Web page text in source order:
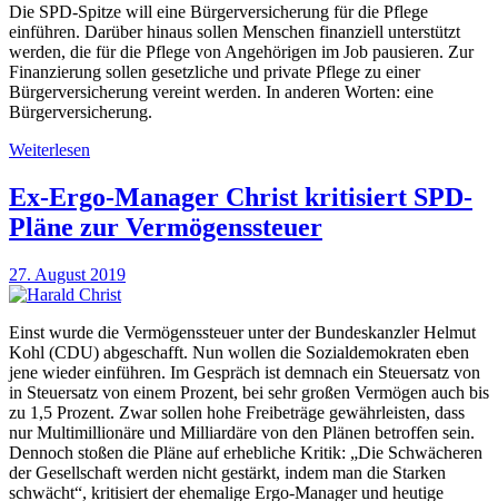
Die SPD-Spitze will eine Bürgerversicherung für die Pflege
einführen. Darüber hinaus sollen Menschen finanziell unterstützt
werden, die für die Pflege von Angehörigen im Job pausieren. Zur
Finanzierung sollen gesetzliche und private Pflege zu einer
Bürgerversicherung vereint werden. In anderen Worten: eine
Bürgerversicherung.
Weiterlesen
Ex-Ergo-Manager Christ kritisiert SPD-
Pläne zur Vermögenssteuer
27. August 2019
Einst wurde die Vermögenssteuer unter der Bundeskanzler Helmut
Kohl (CDU) abgeschafft. Nun wollen die Sozialdemokraten eben
jene wieder einführen. Im Gespräch ist demnach ein Steuersatz von
in Steuersatz von einem Prozent, bei sehr großen Vermögen auch bis
zu 1,5 Prozent. Zwar sollen hohe Freibeträge gewährleisten, dass
nur Multimillionäre und Milliardäre von den Plänen betroffen sein.
Dennoch stoßen die Pläne auf erhebliche Kritik: „Die Schwächeren
der Gesellschaft werden nicht gestärkt, indem man die Starken
schwächt“, kritisiert der ehemalige Ergo-Manager und heutige